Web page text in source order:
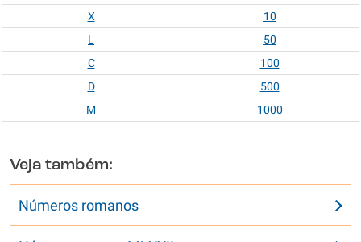
X
10
L
50
C
100
D
500
M
1000
Veja também:
Números romanos